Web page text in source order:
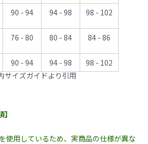
90 - 94 94 - 98 98 - 102
76 - 80 80 - 84 84 - 86
90 - 94 94 - 98
98 - 102
イズガイドより引用
使用しているため、実商品の仕様が異な